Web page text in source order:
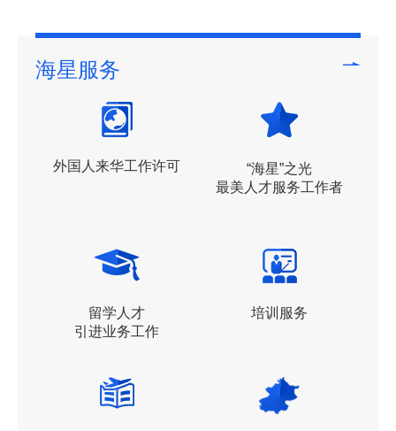
海星服务
外国人来华工作许可
“海星”之光
最美人才服务工作者
留学人才
引进业务工作
培训服务